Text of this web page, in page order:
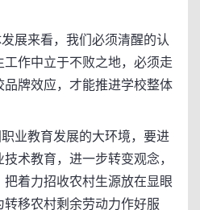
来看，我们必须清醒的认
作中立于不败之地，必须走
牌效应，才能推进学校整体
业教育发展的大环境，要进
术教育，进一步转变观念，
着力招收农村生源放在显眼
移农村剩余劳动力作好服